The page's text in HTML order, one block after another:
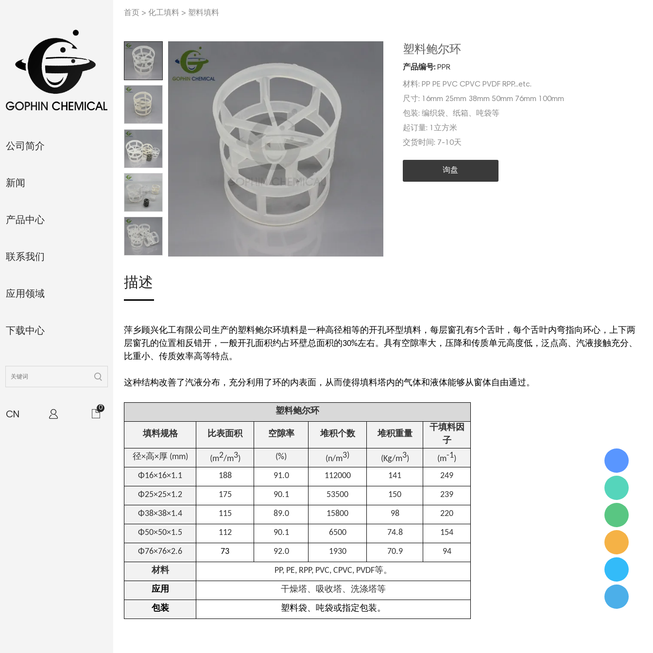
公司简介
新闻
产品中心
联系我们
应用领域
下载中心
CN
0
首页 >化工填料 > 塑料填料
塑料鲍尔环
产品编号:PPR
材料: PP PE PVC CPVC PVDF RPP...etc.
尺寸:
16mm 25mm 38mm 50mm 76mm 100mm
包装: 编织袋、纸箱、吨袋等
起订量:
1立方米
交货时间: 7-10天
询盘
描述
萍乡顾兴化工有限公司生产的塑料鲍尔环填料是一种高径相等的开孔环型填料，每层窗孔有5个舌叶，每个舌叶内弯指向环心，上下两
层窗孔的位置相反错开，一般开孔面积约占环壁总面积的30%左右。具有空隙率大，压降和传质单元高度低，泛点高、汽液接触充分、
比重小、传质效率高等特点。
这种结构改善了汽液分布，充分利用了环的内表面，从而使得填料塔内的气体和液体能够从窗体自由通过。
塑料鲍尔环
填料规格 比表面积 空隙率 堆积个数 堆积重量
干填料因
子
径×高×厚 (mm) (m2/m3) (%) (n/m3) (Kg/m3) (m-1)
Φ16×16×1.1
188 91.0 112000 141 249
Φ25×25×1.2 175 90.1 53500 150 239
Φ38×38×1.4 115 89.0 15800 98 220
Φ50×50×1.5 112 90.1 6500 74.8 154
Φ76×76×2.6 73 92.0 1930 70.9 94
材料 PP, PE, RPP, PVC, CPVC, PVDF等。
应用 干燥塔、吸收塔、洗涤塔等
包装 塑料袋、吨袋或指定包装。